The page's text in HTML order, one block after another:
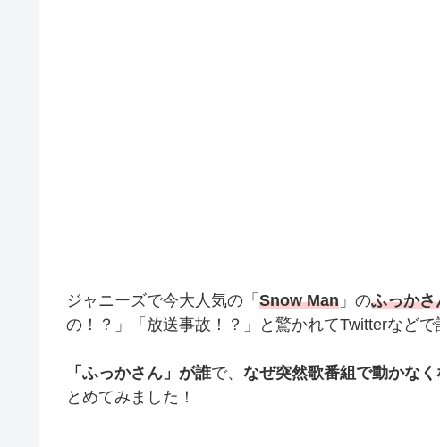
ジャニーズで今大人気の「 Snow Man 」のふっかさ
の！？」「放送事故！？」と驚かれてTwitterなどで
「ふっかさん」が誰で、 なぜ突然歌番組で動かな
とめてみました！